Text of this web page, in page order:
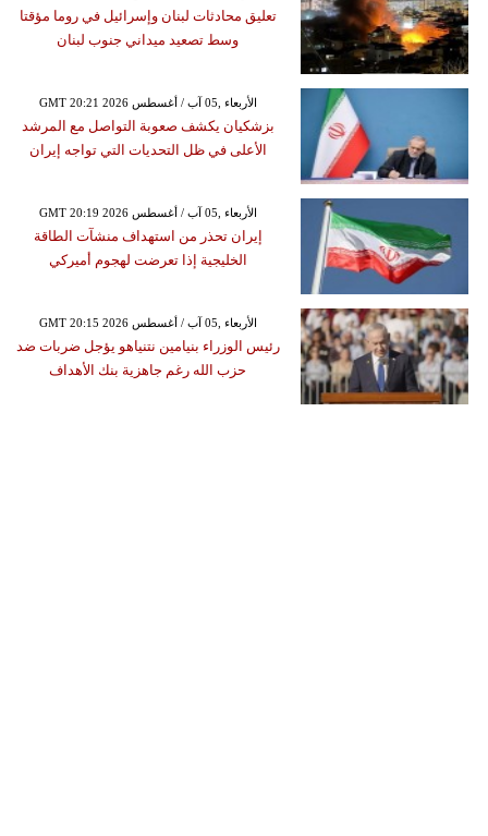
تعليق محادثات لبنان وإسرائيل في روما مؤقتا
وسط تصعيد ميداني جنوب لبنان
GMT 20:21 2026 الأربعاء ,05 آب / أغسطس
بزشكيان يكشف صعوبة التواصل مع المرشد
الأعلى في ظل التحديات التي تواجه إيران
GMT 20:19 2026 الأربعاء ,05 آب / أغسطس
إيران تحذر من استهداف منشآت الطاقة
الخليجية إذا تعرضت لهجوم أميركي
GMT 20:15 2026 الأربعاء ,05 آب / أغسطس
رئيس الوزراء بنيامين نتنياهو يؤجل ضربات ضد
حزب الله رغم جاهزية بنك الأهداف